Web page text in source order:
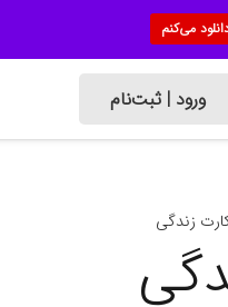
ورود | ثبت‌نام
زندگی
می‌کنم